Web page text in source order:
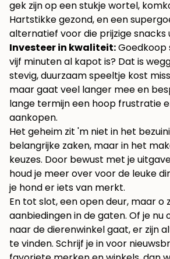
gek zijn op een stukje wortel,
Hartstikke gezond, en een
alternatief voor die prijzige snacks
Investeer in kwaliteit:Goedkoop
vijf minuten al kapot is? Dat is
stevig, duurzaam speeltje kost
maar gaat veel langer mee en
lange termijn een hoop frustratie
aankopen.
Het geheim zit 'm niet in het
belangrijke zaken, maar in het
keuzes. Door bewust met je
houd je meer over voor de leuke
je hond er iets van merkt.
En tot slot, een open deur, maar o
aanbiedingen in de gaten. Of je nu
naar de dierenwinkel gaat, er zijn
te vinden. Schrijf je in voor